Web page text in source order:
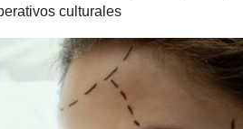
culturales